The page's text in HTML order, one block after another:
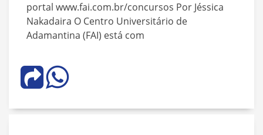
portal www.fai.com.br/concursos Por Jéssica
Nakadaira O Centro Universitário de
Adamantina (FAI) está com